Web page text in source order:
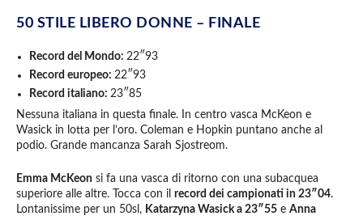
50 STILE LIBERO DONNE – FINALE
Record del Mondo: 22″93
Record europeo: 22″93
Record italiano: 23″85
Nessuna italiana in questa finale. In centro vasca McKeon e
Wasick in lotta per l’oro. Coleman e Hopkin puntano anche al
podio. Grande mancanza Sarah Sjostreom.
Emma McKeon si fa una vasca di ritorno con una subacquea
superiore alle altre. Tocca con il record dei campionati in 23″04.
Lontanissime per un 50sl, Katarzyna Wasick a 23″55 e Anna